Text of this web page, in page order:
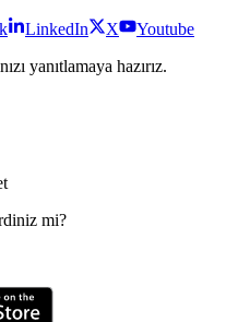
LinkedIn X
Youtube
yanıtlamaya hazırız.
mi?